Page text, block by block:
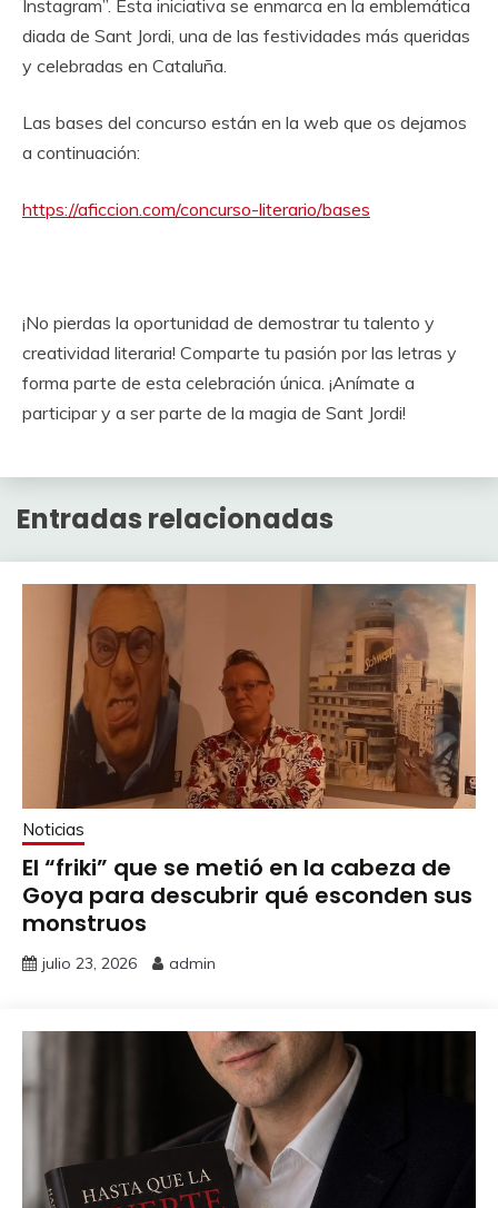
Instagram”. Esta iniciativa se enmarca en la emblemática
diada de Sant Jordi, una de las festividades más queridas
y celebradas en Cataluña.
Las bases del concurso están en la web que os dejamos
a continuación:
https://aficcion.com/concurso-literario/bases
¡No pierdas la oportunidad de demostrar tu talento y
creatividad literaria! Comparte tu pasión por las letras y
forma parte de esta celebración única. ¡Anímate a
participar y a ser parte de la magia de Sant Jordi!
Entradas relacionadas
Noticias
El “friki” que se metió en la cabeza de
Goya para descubrir qué esconden sus
monstruos
julio 23, 2026 admin